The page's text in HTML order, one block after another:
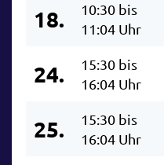
18.
10:30 bis
11:04 Uhr
24.
15:30 bis
16:04 Uhr
25.
15:30 bis
16:04 Uhr